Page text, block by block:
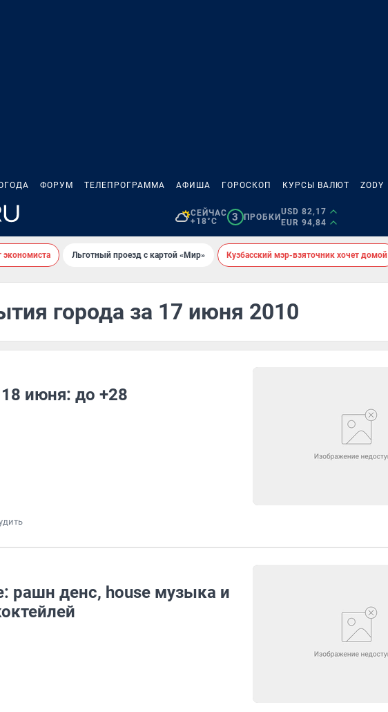
ФОРУМ ТЕЛЕПРОГРАММА АФИША ГОРОСКОП КУРСЫ ВАЛЮТ ZODY
СЕЙЧАС
+18°C
3 ПРОБКИ
USD 82,17
EUR 94,84
экономиста Льготный проезд с картой «Мир» Кузбасский мэр-взяточник хочет домой
города за 17 июня 2010
июня: до +28
рашн денс, house музыка и